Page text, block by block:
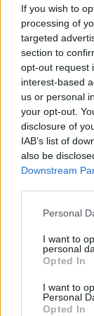
If you wish to
processing of
targeted
section to
opt-out request
interest-based
us or personal
your opt-out.
disclosure of
IAB’s list of
also be
Downstream
Please note
not limited to
grant or deny
use your data
consent section.
Personal
I want to
personal
Opted In
I want to
Personal
Opted In
kezelni!